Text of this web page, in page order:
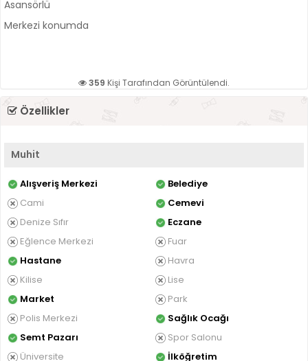
Asansörlü
Merkezi konumda
359 Kişi Tarafından Görüntülendi.
Özellikler
Muhit
Alışveriş Merkezi
Belediye
Cami
Cemevi
Denize Sıfır
Eczane
Eğlence Merkezi
Fuar
Hastane
Havra
Kilise
Lise
Market
Park
Polis Merkezi
Sağlık Ocağı
Semt Pazarı
Spor Salonu
Üniversite
İlköğretim